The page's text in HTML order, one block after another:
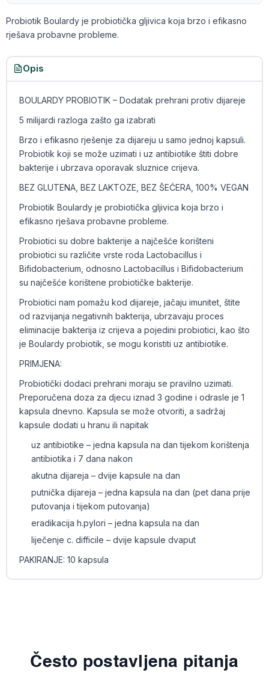
Probiotik Boulardy je probiotička gljivica koja brzo i efikasno
rješava probavne probleme.
Opis
BOULARDY PROBIOTIK – Dodatak prehrani protiv dijareje
5 milijardi razloga zašto ga izabrati
Brzo i efikasno rješenje za dijareju u samo jednoj kapsuli.
Probiotik koji se može uzimati i uz antibiotike štiti dobre
bakterije i ubrzava oporavak sluznice crijeva.
BEZ GLUTENA, BEZ LAKTOZE, BEZ ŠEĆERA, 100% VEGAN
Probiotik Boulardy je probiotička gljivica koja brzo i
efikasno rješava probavne probleme.
Probiotici su dobre bakterije a najčešće korišteni
probiotici su različite vrste roda Lactobacillus i
Bifidobacterium, odnosno Lactobacillus i Bifidobacterium
su najčešće korištene probiotičke bakterije.
Probiotici nam pomažu kod dijareje, jačaju imunitet, štite
od razvijanja negativnih bakterija, ubrzavaju proces
eliminacije bakterija iz crijeva a pojedini probiotici, kao što
je Boulardy probiotik, se mogu koristiti uz antibiotike.
PRIMJENA:
Probiotički dodaci prehrani moraju se pravilno uzimati.
Preporučena doza za djecu iznad 3 godine i odrasle je 1
kapsula dnevno. Kapsula se može otvoriti, a sadržaj
kapsule dodati u hranu ili napitak
uz antibiotike – jedna kapsula na dan tijekom korištenja
antibiotika i 7 dana nakon
akutna dijareja – dvije kapsule na dan
putnička dijareja – jedna kapsula na dan (pet dana prije
putovanja i tijekom putovanja)
eradikacija h.pylori – jedna kapsula na dan
liječenje c. difficile – dvije kapsule dvaput
PAKIRANJE: 10 kapsula
Često postavljena pitanja